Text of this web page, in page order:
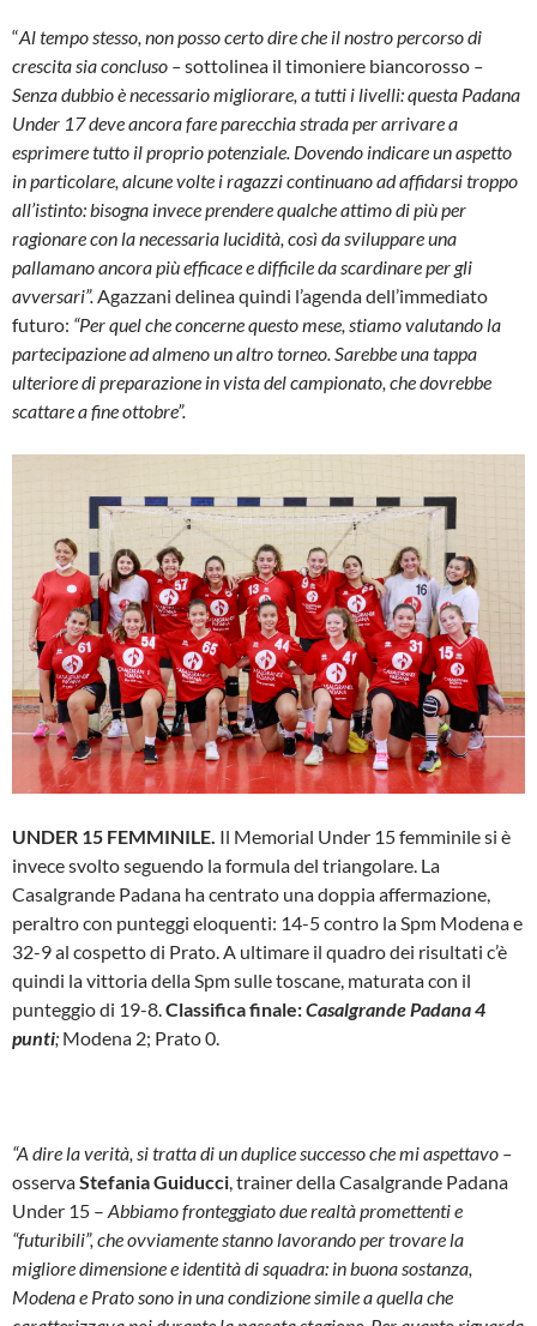
“Al tempo stesso, non posso certo dire che il nostro percorso di
crescita sia concluso –sottolinea il timoniere biancorosso –
Senza dubbio è necessario migliorare, a tutti i livelli: questa Padana
Under 17 deve ancora fare parecchia strada per arrivare a
esprimere tutto il proprio potenziale. Dovendo indicare un aspetto
in particolare, alcune volte i ragazzi continuano ad affidarsi troppo
all’istinto: bisogna invece prendere qualche attimo di più per
ragionare con la necessaria lucidità, così da sviluppare una
pallamano ancora più efficace e difficile da scardinare per gli
avversari”.Agazzani delinea quindi l’agenda dell’immediato
futuro: “Per quel che concerne questo mese, stiamo valutando la
partecipazione ad almeno un altro torneo. Sarebbe una tappa
ulteriore di preparazione in vista del campionato, che dovrebbe
scattare a fine ottobre”.
UNDER 15 FEMMINILE. Il Memorial Under 15 femminile si è
invece svolto seguendo la formula del triangolare. La
Casalgrande Padana ha centrato una doppia affermazione,
peraltro con punteggi eloquenti: 14-5 contro la Spm Modena e
32-9 al cospetto di Prato. A ultimare il quadro dei risultati c’è
quindi la vittoria della Spm sulle toscane, maturata con il
punteggio di 19-8.Classifica finale:Casalgrande Padana 4
punti; Modena 2; Prato 0.
“A dire la verità, si tratta di un duplice successo che mi aspettavo –
osservaStefania Guiducci, trainer della Casalgrande Padana
Under 15 – Abbiamo fronteggiato due realtà promettenti e
“futuribili”, che ovviamente stanno lavorando per trovare la
migliore dimensione e identità di squadra: in buona sostanza,
Modena e Prato sono in una condizione simile a quella che